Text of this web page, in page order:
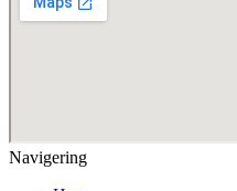
Navigering